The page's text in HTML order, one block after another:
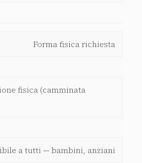
Forma fisica richiesta
fisica (camminata
a tutti — bambini, anziani